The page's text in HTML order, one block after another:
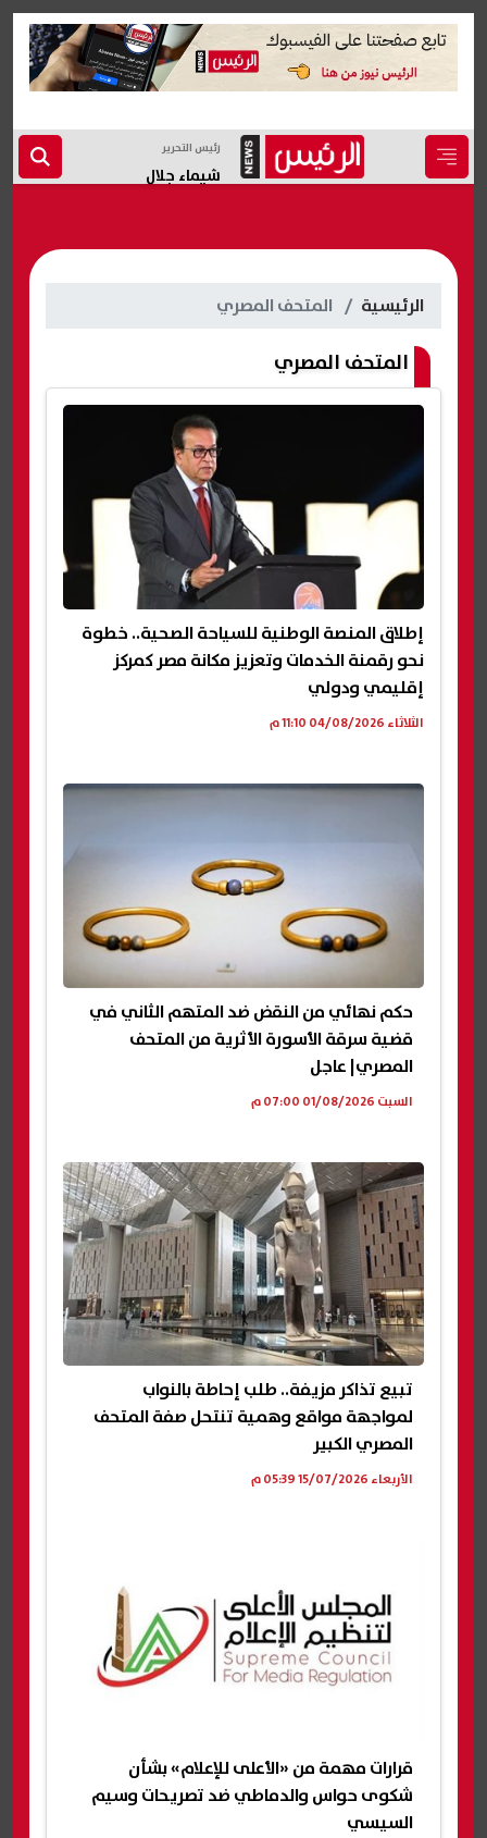
رئيس التحرير
شيماء جلال
الرئيسية المتحف المصري
المتحف المصري
إطلاق المنصة الوطنية للسياحة الصحية.. خطوة
نحو رقمنة الخدمات وتعزيز مكانة مصر كمركز
إقليمي ودولي
الثلاثاء 04/08/2026 11:10 م
حكم نهائي من النقض ضد المتهم الثاني في
قضية سرقة الأسورة الأثرية من المتحف
المصري| عاجل
السبت 01/08/2026 07:00 م
تبيع تذاكر مزيفة.. طلب إحاطة بالنواب
لمواجهة مواقع وهمية تنتحل صفة المتحف
المصري الكبير
الأربعاء 15/07/2026 05:39 م
قرارات مهمة من «الأعلى للإعلام» بشأن
شكوى حواس والدماطي ضد تصريحات وسيم
السيسي